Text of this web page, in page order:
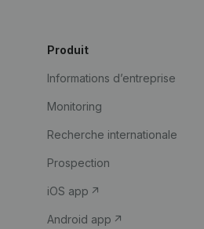
Produit
Informations d’entreprise
Monitoring
Recherche internationale
Prospection
iOS app
Android app